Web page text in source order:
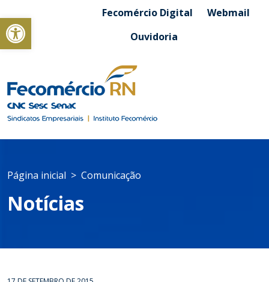
Abrir a barra de ferramentasFecomércio Digital
Webmail
Ouvidoria
Página inicial Comunicação
Notícias